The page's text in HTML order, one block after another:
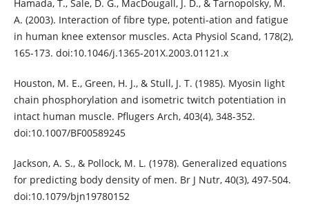
Hamada, T., Sale, D. G., MacDougall, J. D., & Tarnopolsky, M.
A. (2003). Interaction of fibre type, potenti-ation and fatigue
in human knee extensor muscles. Acta Physiol Scand, 178(2),
165-173. doi:10.1046/j.1365-201X.2003.01121.x
Houston, M. E., Green, H. J., & Stull, J. T. (1985). Myosin light
chain phosphorylation and isometric twitch potentiation in
intact human muscle. Pflugers Arch, 403(4), 348-352.
doi:10.1007/BF00589245
Jackson, A. S., & Pollock, M. L. (1978). Generalized equations
for predicting body density of men. Br J Nutr, 40(3), 497-504.
doi:10.1079/bjn19780152